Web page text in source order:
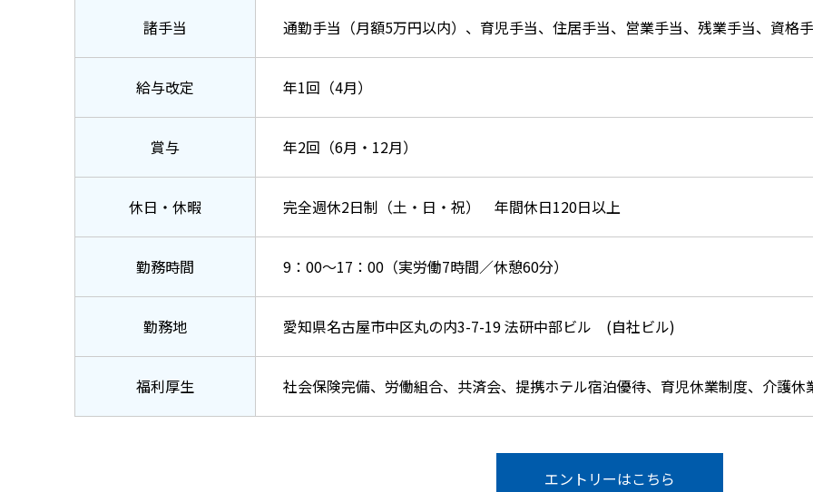
諸手当 通勤⼿当（⽉額5万円以内）、育児⼿当、住居⼿当、営業⼿当、残業⼿当、資格
給与改定 年1回（4月）
賞与 年2回（6月・12月）
休日・休暇 完全週休2⽇制（⼟・⽇・祝） 年間休日120日以上
勤務時間 9：00～17：00（実労働7時間／休憩60分）
勤務地 愛知県名古屋市中区丸の内3-7-19 法研中部ビル (⾃社ビル)
福利厚生 社会保険完備、労働組合、共済会、提携ホテル宿泊優待、育児休業制度、介護休
エントリーはこちら